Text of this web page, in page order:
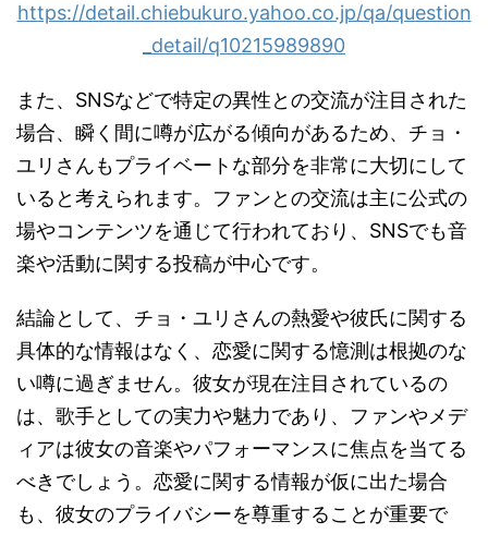
https://detail.chiebukuro.yahoo.co.jp/qa/question
_detail/q10215989890
また、SNSなどで特定の異性との交流が注目された
場合、瞬く間に噂が広がる傾向があるため、チョ・
ユリさんもプライベートな部分を非常に大切にして
いると考えられます。ファンとの交流は主に公式の
場やコンテンツを通じて行われており、SNSでも音
楽や活動に関する投稿が中心です。
結論として、チョ・ユリさんの熱愛や彼氏に関する
具体的な情報はなく、恋愛に関する憶測は根拠のな
い噂に過ぎません。彼女が現在注目されているの
は、歌手としての実力や魅力であり、ファンやメデ
ィアは彼女の音楽やパフォーマンスに焦点を当てる
べきでしょう。恋愛に関する情報が仮に出た場合
も、彼女のプライバシーを尊重することが重要で